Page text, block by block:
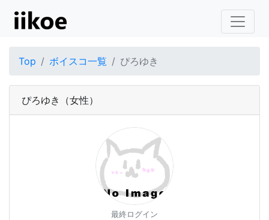
Top ボイスコ一覧 ぴろゆき
ぴろゆき （女性）
最終ログイン